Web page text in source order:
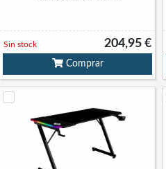
204,95 €
Sin stock
Comprar